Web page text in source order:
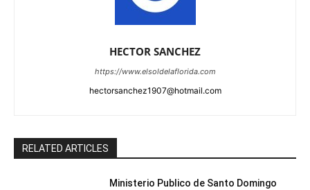
HECTOR SANCHEZ
https://www.elsoldelaflorida.com
hectorsanchez1907@hotmail.com
RELATED ARTICLES
Ministerio Publico de Santo Domingo